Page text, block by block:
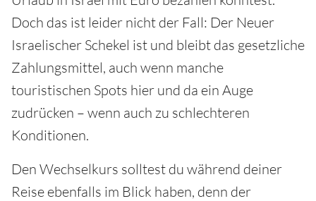
Doch das ist leider nicht der Fall: Der Neuer
Israelischer Schekel ist und bleibt das gesetzliche
Zahlungsmittel, auch wenn manche
touristischen Spots hier und da ein Auge
zudrücken – wenn auch zu schlechteren
Konditionen.
Den Wechselkurs solltest du während deiner
Reise ebenfalls im Blick haben, denn der